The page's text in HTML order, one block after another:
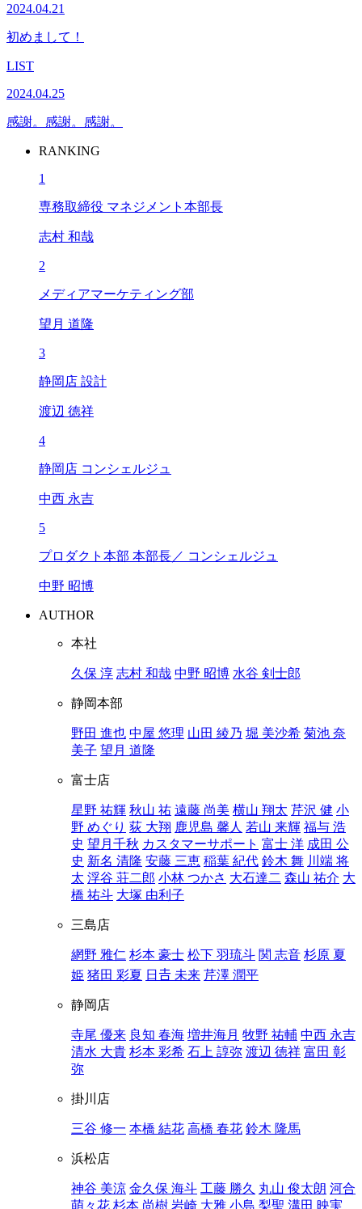
2024.04.21
初めまして！
LIST
2024.04.25
感謝。感謝。感謝。
RANKING
1
専務取締役 マネジメント本部長
志村 和哉
2
メディアマーケティング部
望月 道隆
3
静岡店 設計
渡辺 徳祥
4
静岡店 コンシェルジュ
中西 永吉
5
プロダクト本部 本部長／ コンシェルジュ
中野 昭博
AUTHOR
本社
久保 淳 志村 和哉 中野 昭博 水谷 剣士郎
静岡本部
野田 進也 中屋 悠理 山田 綾乃 堀 美沙希 菊池 奈
美子 望月 道隆
富士店
星野 祐輝 秋山 祐 遠藤 尚美 横山 翔太 芹沢 健 小
野 めぐり 荻 大翔 鹿児島 馨人 若山 来輝 福与 浩
史 望月千秋 カスタマーサポート 富士 洋 成田 公
史 新名 清隆 安藤 三恵 稲葉 紀代 鈴木 舞 川端 将
太 浮谷 荘二郎 小林 つかさ 大石達二 森山 祐介 大
橋 祐斗 大塚 由利子
三島店
網野 雅仁 杉本 豪士 松下 羽琉斗 関 志音 杉原 夏
姫 猪田 彩夏 日𠮷 未来 芹澤 潤平
静岡店
寺尾 優来 良知 春海 増井海月 牧野 祐輔 中西 永吉
清水 大貴 杉本 彩希 石上 諄弥 渡辺 徳祥 富田 彰
弥
掛川店
三谷 修一 本橋 結花 高橋 春花 鈴木 隆馬
浜松店
神谷 美涼 金久保 海斗 工藤 勝久 丸山 俊太朗 河合
萌々花 杉本 尚樹 岩崎 大雅 小島 梨聖 溝田 映実